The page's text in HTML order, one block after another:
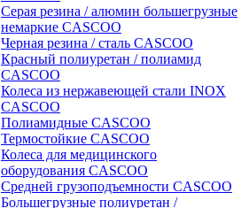
Серая резина / алюмин большегрузные
немаркие CASCOO
Черная резина / сталь CASCOO
Красный полиуретан / полиамид
CASCOO
Колеса из нержавеющей стали INOX
CASCOO
Полиамидные CASCOO
Термостойкие CASCOO
Колеса для медицинского
оборудования CASCOO
Средней грузоподъемности CASCOO
Большегрузные полиуретан /